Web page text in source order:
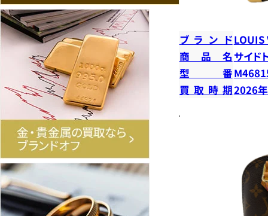
ブランドLOUIS
商品名 サイド
型番
買取時期2026